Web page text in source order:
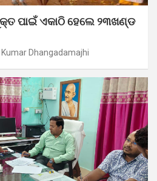
ପାଇଁ ଏକାଠି ହେଲେ ୨୩ଖଣ୍ଡ
Dhangadamajhi